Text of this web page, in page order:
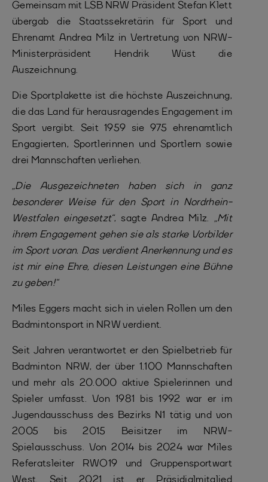
Gemeinsam mit LSB NRW Präsident Stefan Klett
übergab die Staatssekretärin für Sport und
Ehrenamt Andrea Milz in Vertretung von NRW-
Ministerpräsident Hendrik Wüst die
Auszeichnung.
Die Sportplakette ist die höchste Auszeichnung,
die das Land für herausragendes Engagement im
Sport vergibt. Seit 1959 sie 975 ehrenamtlich
Engagierten, Sportlerinnen und Sportlern sowie
drei Mannschaften verliehen.
„Die Ausgezeichneten haben sich in ganz
besonderer Weise für den Sport in Nordrhein-
Westfalen eingesetzt“, sagte Andrea Milz. „Mit
ihrem Engagement gehen sie als starke Vorbilder
im Sport voran. Das verdient Anerkennung und es
ist mir eine Ehre, diesen Leistungen eine Bühne
zu geben!“
Miles Eggers macht sich in vielen Rollen um den
Badmintonsport in NRW verdient.
Seit Jahren verantwortet er den Spielbetrieb für
Badminton NRW, der über 1.100 Mannschaften
und mehr als 20.000 aktive Spielerinnen und
Spieler umfasst. Von 1981 bis 1992 war er im
Jugendausschuss des Bezirks N1 tätig und von
2005 bis 2015 Beisitzer im NRW-
Spielausschuss. Von 2014 bis 2024 war Miles
Referatsleiter RWO19 und Gruppensportwart
West. Seit 2021 ist er Präsidialmitglied